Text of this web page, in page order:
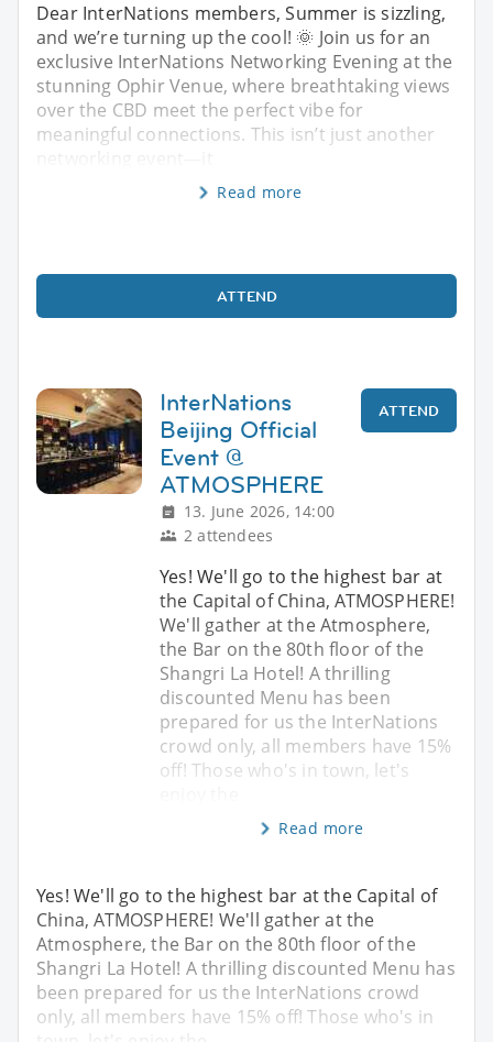
Dear InterNations members, Summer is sizzling,
and we’re turning up the cool! 🌞 Join us for an
exclusive InterNations Networking Evening at the
stunning Ophir Venue, where breathtaking views
over the CBD meet the perfect vibe for
meaningful connections. This isn’t just another
Read more
ATTEND
InterNations
Beijing Official
Event @
ATMOSPHERE
13. June 2026, 14:00
2 attendees
ATTEND
Yes! We'll go to the highest bar at
the Capital of China, ATMOSPHERE!
We'll gather at the Atmosphere,
the Bar on the 80th floor of the
Shangri La Hotel! A thrilling
discounted Menu has been
prepared for us the InterNations
crowd only, all members have 15%
off! Those who's in town, let's
Read more
Yes! We'll go to the highest bar at the Capital of
China, ATMOSPHERE! We'll gather at the
Atmosphere, the Bar on the 80th floor of the
Shangri La Hotel! A thrilling discounted Menu has
been prepared for us the InterNations crowd
only, all members have 15% off! Those who's in